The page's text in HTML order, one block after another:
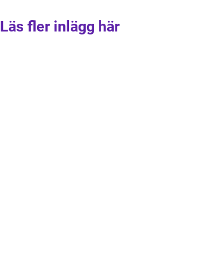
Läs fler inlägg här